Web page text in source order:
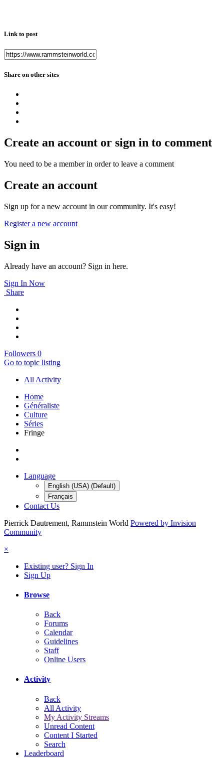
Link to post
Share on other sites
Create an account or sign in to comment
You need to be a member in order to leave a comment
Create an account
Sign up for a new account in our community. It's easy!
Register a new account
Sign in
Already have an account? Sign in here.
Sign In Now
Share
Followers 0
Go to topic listing
All Activity
Home
Généraliste
Culture
Séries
Fringe
Language
English (USA) (Default)
Français
Contact Us
Pierrick Dautrement, Rammstein World Powered by Invision
Community
×
Existing user? Sign In
Sign Up
Browse
Back
Forums
Calendar
Guidelines
Staff
Online Users
Activity
Back
All Activity
My Activity Streams
Unread Content
Content I Started
Search
Leaderboard